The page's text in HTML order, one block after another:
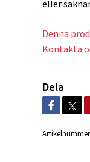
eller
Denna
Kontakta
Dela